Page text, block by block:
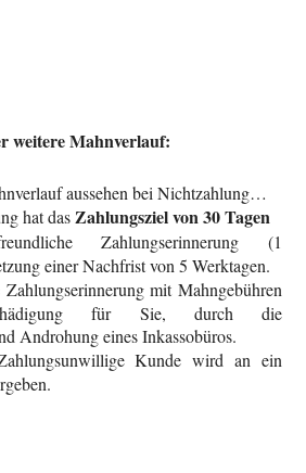
weitere Mahnverlauf:
aussehen bei Nichtzahlung…
hat das Zahlungsziel von 30 Tagen
Zahlungserinnerung (1
einer Nachfrist von 5 Werktagen.
Zahlungserinnerung mit Mahngebühren
für Sie, durch die
Androhung eines Inkassobüros.
Kunde wird an ein